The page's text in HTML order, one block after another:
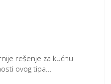
rešenje za kućnu
ovog tipa...